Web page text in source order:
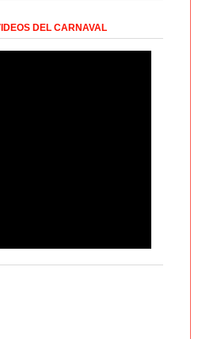
DEL CARNAVAL